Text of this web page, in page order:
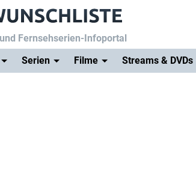
Fernsehserien-Infoportal
Serien Filme Streams & DVDs